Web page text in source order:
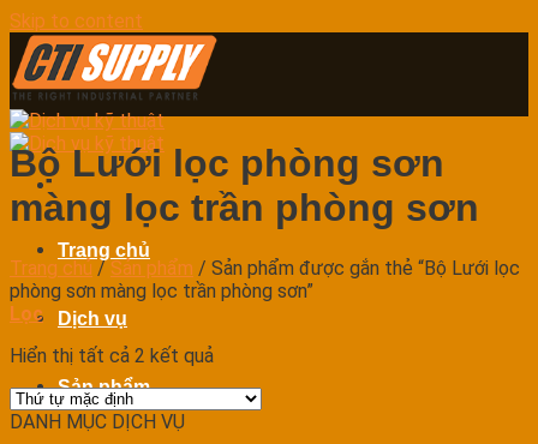
Skip to content
Trang chủ
Dịch vụ
Sản phẩm
Bộ Lưới lọc phòng sơn
màng lọc trần phòng sơn
Trang chủ / Sản phẩm / Sản phẩm được gắn thẻ “Bộ Lưới lọc
phòng sơn màng lọc trần phòng sơn”
Lọc
Hiển thị tất cả 2 kết quả
DANH MỤC DỊCH VỤ